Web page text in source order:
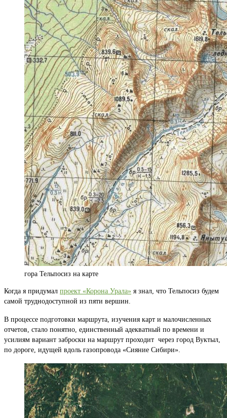
гора Тельпосиз на карте
Когда я придумал проект «Корона Урала» я знал, что Тельпосиз будем
самой труднодоступной из пяти вершин.
В процессе подготовки маршрута, изучения карт и малочисленных
отчетов, стало понятно, единственный адекватный по времени и
усилиям вариант заброски на маршрут проходит через город Вуктыл,
по дороге, идущей вдоль газопровода «Сияние Сибири».